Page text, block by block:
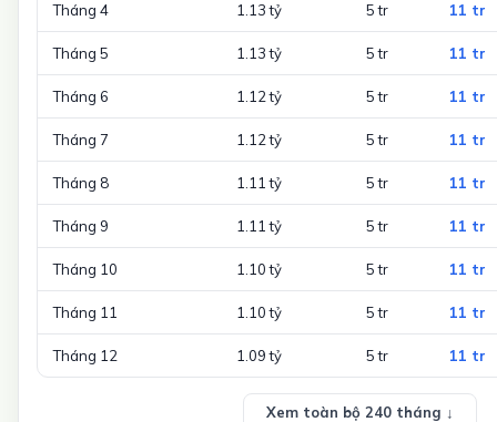
Tháng 4 1.13 tỷ 5 tr 11 tr
Tháng 5 1.13 tỷ 5 tr 11 tr
Tháng 6 1.12 tỷ 5 tr 11 tr
Tháng 7 1.12 tỷ 5 tr 11 tr
Tháng 8 1.11 tỷ 5 tr 11 tr
Tháng 9 1.11 tỷ 5 tr 11 tr
Tháng 10 1.10 tỷ 5 tr 11 tr
Tháng 11 1.10 tỷ 5 tr 11 tr
Tháng 12 1.09 tỷ 5 tr 11 tr
Xem toàn bộ 240 tháng ↓